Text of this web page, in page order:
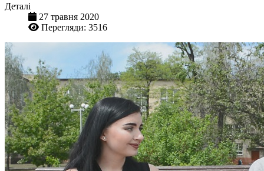
Деталі
27 травня 2020
Перегляди: 3516